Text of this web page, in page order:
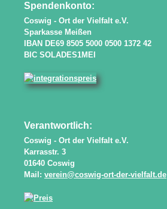
Spendenkonto:
Coswig - Ort der Vielfalt e.V.
Sparkasse Meißen
IBAN DE69 8505 5000 0500 1372 42
BIC SOLADES1MEI
Verantwortlich:
Coswig - Ort der Vielfalt e.V.
Karrasstr. 3
01640 Coswig
Mail: verein@coswig-ort-der-vielfalt.de